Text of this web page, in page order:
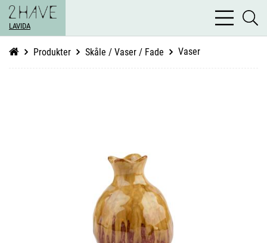
LAVIDA
bars
light
Produkter Skåle / Vaser / Fade Vaser